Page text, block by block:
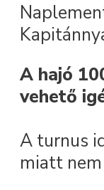
A hajó
vehető
A turnus
miatt